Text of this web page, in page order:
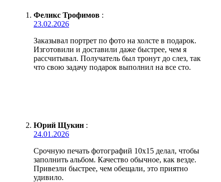
Феликс Трофимов :
23.02.2026
Заказывал портрет по фото на холсте в подарок.
Изготовили и доставили даже быстрее, чем я
рассчитывал. Получатель был тронут до слез, так
что свою задачу подарок выполнил на все сто.
Юрий Щукин :
24.01.2026
Срочную печать фотографий 10х15 делал, чтобы
заполнить альбом. Качество обычное, как везде.
Привезли быстрее, чем обещали, это приятно
удивило.